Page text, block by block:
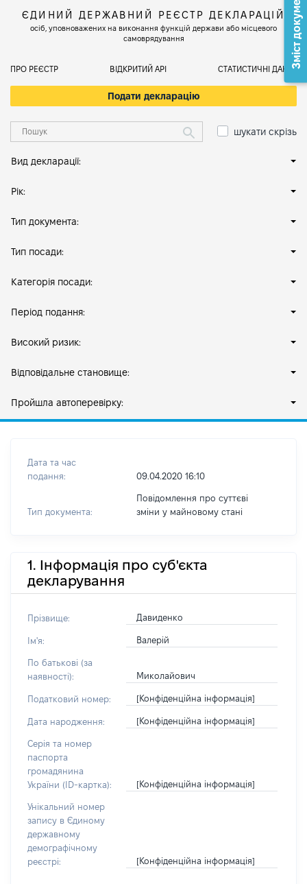
ЄДИНИЙ ДЕРЖАВНИЙ РЕЄСТР ДЕКЛАРАЦІЙ
осіб, уповноважених на виконання функцій держави або місцевого
самоврядування
ПРО РЕЄСТР ВІДКРИТИЙ АРІ СТАТИСТИЧНІ ДАНІ
Подати декларацію
шукати скрізь
Вид декларації:
Рік:
Тип документа:
Тип посади:
Категорія посади:
Період подання:
Високий ризик:
Відповідальне становище:
Пройшла автоперевірку:
Дата та час
подання:
09.04.2020 16:10
Тип документа:
Повідомлення про суттєві
зміни y майновому стані
1. Інформація про суб'єкта
декларування
Прізвище: Давиденко
Ім'я: Валерій
По батькові (за
наявності):
Миколайович
Податковий номер: [Конфіденційна інформація]
Дата народження: [Конфіденційна інформація]
Серія та номер
паспорта
громадянина
України (ID-картка):
[Конфіденційна інформація]
Унікальний номер
запису в Єдиному
державному
демографічному
реєстрі:
[Конфіденційна інформація]
Зміст документа